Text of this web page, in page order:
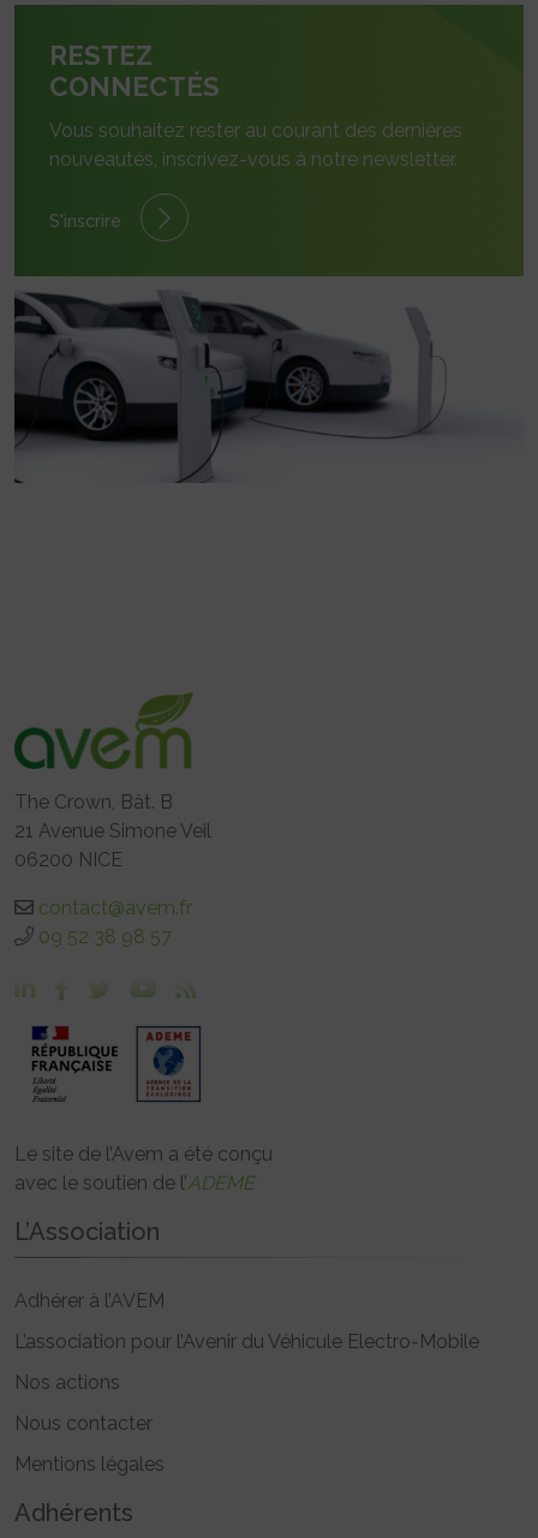
RESTEZ
CONNECTÉS
Vous souhaitez rester au courant des dernières
nouveautés, inscrivez-vous à notre newsletter.
S'inscrire
The Crown, Bât. B
21 Avenue Simone Veil
06200 NICE
contact@avem.fr
09 52 38 98 57
Le site de l’Avem a été conçu
avec le soutien de l’ADEME
L’Association
Adhérer à l’AVEM
L’association pour l’Avenir du Véhicule Electro-Mobile
Nos actions
Nous contacter
Mentions légales
Adhérents